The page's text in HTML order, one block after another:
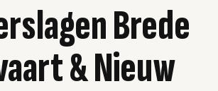
Brede
& Nieuw